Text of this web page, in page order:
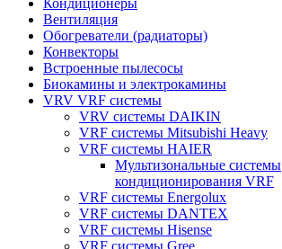
Вентиляция
Обогреватели (радиаторы)
Конвекторы
Встроенные пылесосы
Биокамины и электрокамины
VRV VRF системы
VRV системы DAIKIN
VRF системы Mitsubishi Heavy
VRF системы HAIER
Мультизональные системы
кондиционирования VRF
VRF системы Energolux
VRF системы DANTEX
VRF системы Hisense
VRF системы Gree